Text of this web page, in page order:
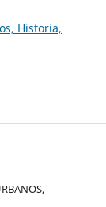
Historia,